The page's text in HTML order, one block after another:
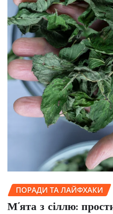
ПОРАДИ ТА ЛАЙФХАКИ
М’ята з сіллю: